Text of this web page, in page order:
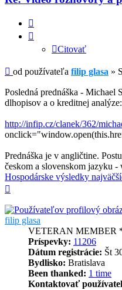
filip
Citovať
Príspevok
od používateľa filip glasa »
Posledná prednáška - Michael
dlhopisov a o kreditnej analýze:
http://infip.cz/clanek/362/
Prednáška je v angličtine.
českom a slovenskom jazyku -
Hospodárske výsledky
filip glasa
VETERAN
Príspevky: 11206
Dátum registrácie: Št
Bydlisko: Bratislava
Been thanked: 1 time
Kontaktovať